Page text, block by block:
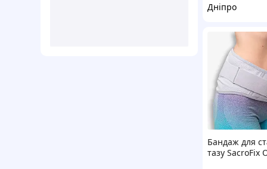
Дніпро
Бандаж для
тазу SacroFix